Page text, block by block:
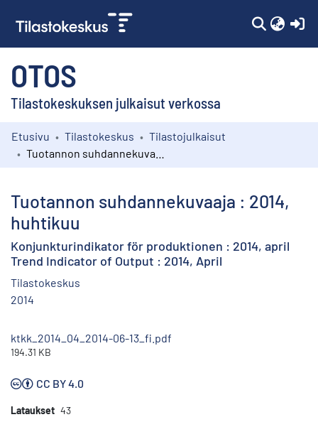
OTOS
Tilastokeskuksen julkaisut verkossa
Kokoelmat
Etusivu Tilastokeskus
Tilastojulkaisut
Tuotannon suhdannekuvaaja : 2014,
huhtikuu
Konjunkturindikator för produktionen : 2014, april
Trend Indicator of Output : 2014, April
Tilastokeskus
2014
ktkk_2014_04_2014-06-13_fi.pdf
194.31 KB
CC BY 4.0
Lataukset 43